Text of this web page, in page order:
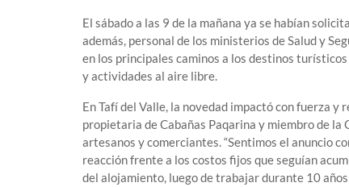
El sábado a las 9 de la mañana ya se habían
además, personal de los ministerios de Salud y
en los principales caminos a los destinos
y actividades al aire libre.
En Tafí del Valle, la novedad impactó con fuerza y
propietaria de Cabañas Paqarina y miembro de
artesanos y comerciantes. “Sentimos el anuncio
reacción frente a los costos fijos que seguían
del alojamiento, luego de trabajar durante 10